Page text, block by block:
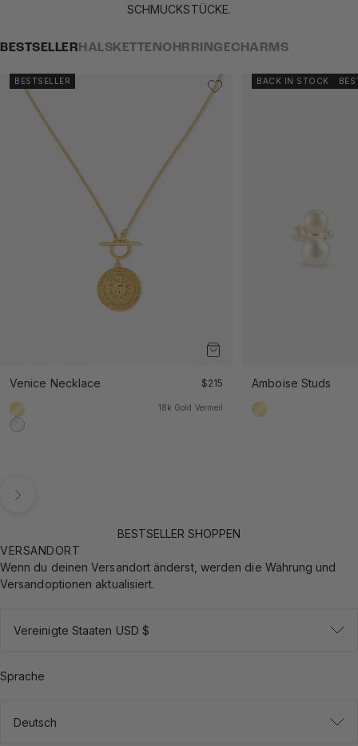
SCHMUCKSTÜCKE.
BESTSELLER HALSKETTEN OHRRINGECHARMS
BESTSELLER
Venice Necklace Angebot
$215
18k Gold Vermeil
925 Sterling Silber
18k Gold Vermeil
BACK IN STOCK
Amboise Studs
18k Gold Vermeil
BESTSELLER SHOPPEN
VERSANDORT
Wenn du deinen Versandort änderst, werden die Währung und
Versandoptionen aktualisiert.
Vereinigte Staaten USD $
Sprache
Deutsch